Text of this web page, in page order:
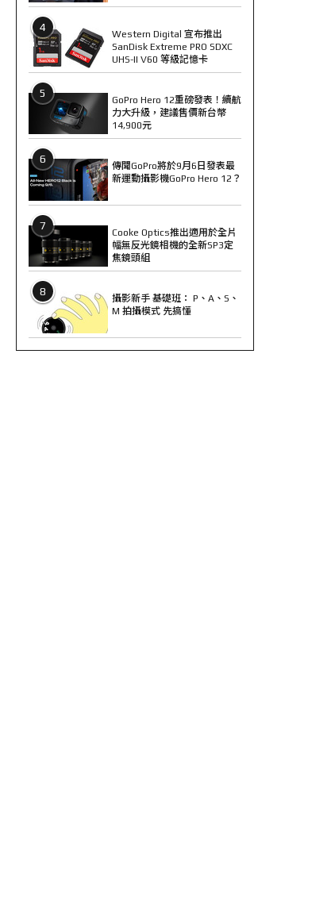
4
Western Digital 宣布推出
SanDisk Extreme PRO SDXC
UHS-II V60 等級記憶卡
5
GoPro Hero 12重磅發表！續航
力大升級，建議售價新台幣
14,900元
6
傳聞GoPro將於9月6日發表最
新運動攝影機GoPro Hero 12？
7
Cooke Optics推出適用於全片
幅無反光鏡相機的全新SP3定
焦鏡頭組
8
攝影新手 基礎班： P、A、S、
M 拍攝模式 先搞懂